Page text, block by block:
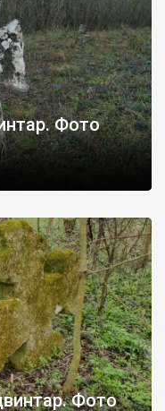
Фото
Фото